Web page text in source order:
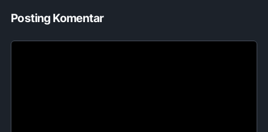
Posting Komentar